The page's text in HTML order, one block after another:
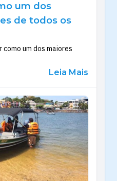
um dos
de todos os
um dos maiores
Leia Mais